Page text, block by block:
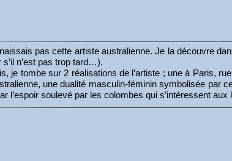
pas cette artiste australienne. Je la découvre
n’est pas trop tard…).
je tombe sur 2 réalisations de l’artiste ; une à Paris,
une dualité masculin-féminin symbolisée par
l’espoir soulevé par les colombes qui s’intéressent